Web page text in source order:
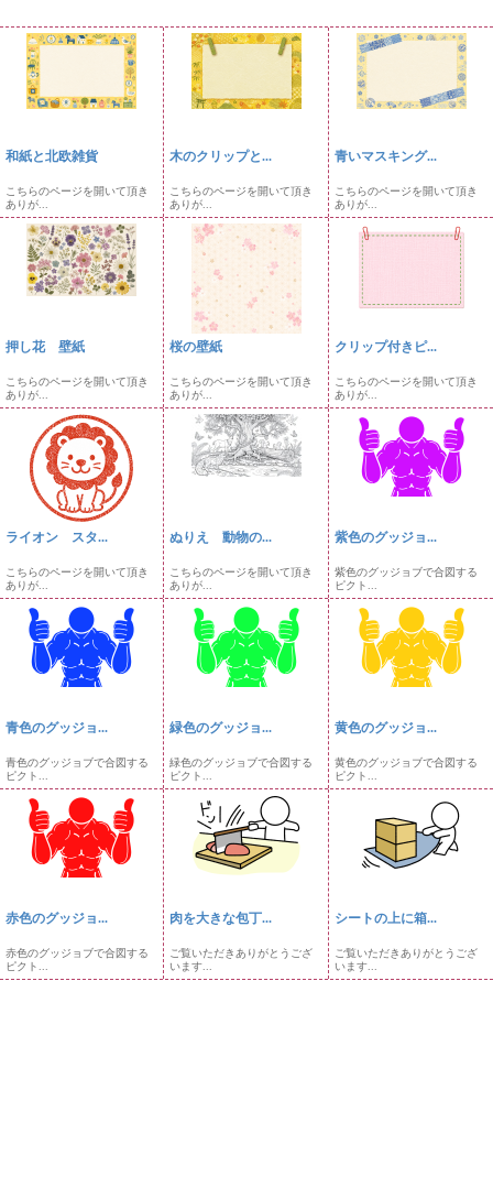
和紙と北欧雑貨
こちらのページを開いて頂き
ありが...
木のクリップと...
こちらのページを開いて頂き
ありが...
青いマスキング...
こちらのページを開いて頂き
ありが...
押し花 壁紙
こちらのページを開いて頂き
ありが...
桜の壁紙
こちらのページを開いて頂き
ありが...
クリップ付きピ...
こちらのページを開いて頂き
ありが...
ライオン スタ...
こちらのページを開いて頂き
ありが...
ぬりえ 動物の...
こちらのページを開いて頂き
ありが...
紫色のグッジョ...
紫色のグッジョブで合図する
ピクト...
青色のグッジョ...
青色のグッジョブで合図する
ピクト...
緑色のグッジョ...
緑色のグッジョブで合図する
ピクト...
黄色のグッジョ...
黄色のグッジョブで合図する
ピクト...
赤色のグッジョ...
赤色のグッジョブで合図する
ピクト...
肉を大きな包丁...
ご覧いただきありがとうござ
います...
シートの上に箱...
ご覧いただきありがとうござ
います...